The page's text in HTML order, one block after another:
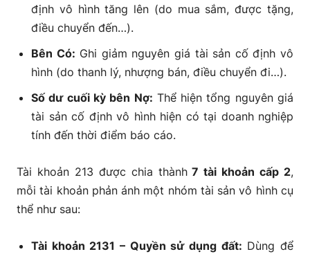
định vô hình tăng lên (do mua sắm, được tặng,
điều chuyển đến…).
Bên Có: Ghi giảm nguyên giá tài sản cố định vô
hình (do thanh lý, nhượng bán, điều chuyển đi…).
Số dư cuối kỳ bên Nợ: Thể hiện tổng nguyên giá
tài sản cố định vô hình hiện có tại doanh nghiệp
tính đến thời điểm báo cáo.
Tài khoản 213 được chia thành7 tài khoản cấp 2,
mỗi tài khoản phản ánh một nhóm tài sản vô hình cụ
thể như sau:
Tài khoản 2131 – Quyền sử dụng đất: Dùng để